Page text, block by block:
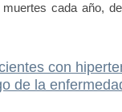
cada año,
con
de la